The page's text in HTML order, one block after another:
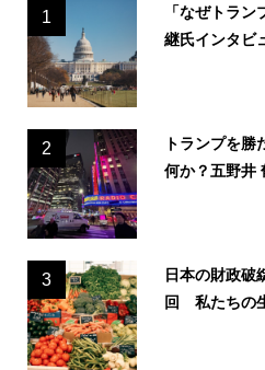
1
「なぜトラ
継氏インタビ
2
トランプを
何か？五野井
3
日本の財政破
回 私たちの